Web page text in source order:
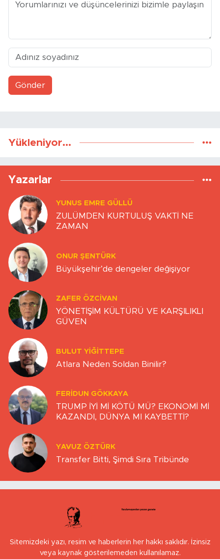
Gönder
Yükleniyor...
Yazarlar
YUNUS EMRE GÜLLÜ
ZULÜMDEN KURTULUŞ VAKTİ NE
ZAMAN
ONUR ŞENTÜRK
Büyükşehir’de dengeler değişiyor
ZAFER ÖZCIVAN
YÖNETİŞİM KÜLTÜRÜ VE KARŞILIKLI
GÜVEN
BULUT YİĞİTTEPE
Atlara Neden Soldan Binilir?
FERIDUN GÖKKAYA
TRUMP İYİ Mİ KÖTÜ MÜ? EKONOMİ Mİ
KAZANDI, DÜNYA MI KAYBETTİ?
YAVUZ ÖZTÜRK
Transfer Bitti, Şimdi Sıra Tribünde
Sitemizdeki yazı, resim ve haberlerin her hakkı saklıdır. İzinsiz
veya kaynak gösterilemeden kullanılamaz.